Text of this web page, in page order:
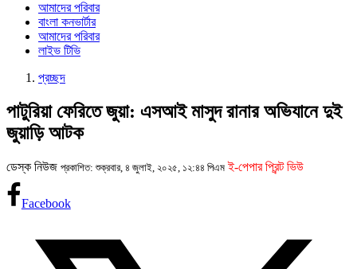
আমাদের পরিবার
বাংলা কনভার্টার
আমাদের পরিবার
লাইভ টিভি
প্রচ্ছদ
পাটুরিয়া ফেরিতে জুয়া: এসআই মাসুদ রানার অভিযানে দুই
জুয়াড়ি আটক
ডেস্ক নিউজ প্রকাশিত: শুক্রবার, ৪ জুলাই, ২০২৫, ১২:৪৪ পিএম ই-পেপার প্রিন্ট ভিউ
Facebook